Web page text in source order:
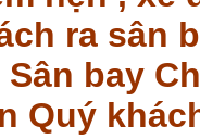
ra sân
Sân bay
Quý